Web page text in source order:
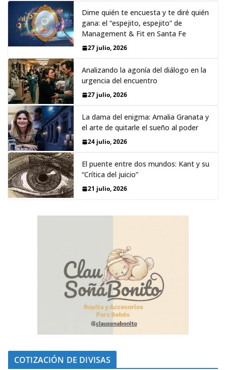
Dime quién te encuesta y te diré quién
gana: el “espejito, espejito” de
Management & Fit en Santa Fe
27 julio, 2026
Analizando la agonía del diálogo en la
urgencia del encuentro
27 julio, 2026
La dama del enigma: Amalia Granata y
el arte de quitarle el sueño al poder
24 julio, 2026
El puente entre dos mundos: Kant y su
“Crítica del juicio”
21 julio, 2026
COTIZACIÓN DE DIVISAS